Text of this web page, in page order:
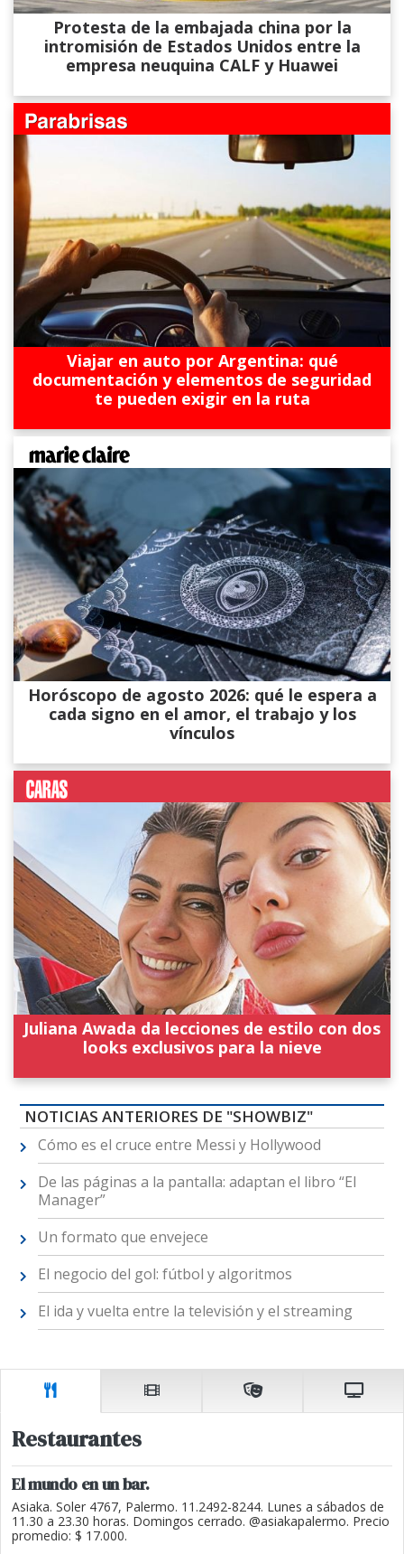
Protesta de la embajada china por la
intromisión de Estados Unidos entre la
empresa neuquina CALF y Huawei
Viajar en auto por Argentina: qué
documentación y elementos de seguridad
te pueden exigir en la ruta
Horóscopo de agosto 2026: qué le espera a
cada signo en el amor, el trabajo y los
vínculos
Juliana Awada da lecciones de estilo con dos
looks exclusivos para la nieve
NOTICIAS ANTERIORES DE "SHOWBIZ"
Cómo es el cruce entre Messi y Hollywood
De las páginas a la pantalla: adaptan el libro “El
Manager”
Un formato que envejece
El negocio del gol: fútbol y algoritmos
El ida y vuelta entre la televisión y el streaming
Restaurantes
El mundo en un bar.
Asiaka. Soler 4767, Palermo. 11.2492-8244. Lunes a sábados de
11.30 a 23.30 horas. Domingos cerrado. @asiakapalermo. Precio
promedio: $ 17.000.